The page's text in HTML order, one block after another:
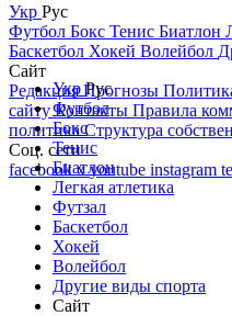
Укр Рус
Футбол Бокс Тенис Биатлон
Баскетбол Хокей Волейбол
Сайт
РедакцияПрогнозы
сайтуКонтакты Правила
политикаСтруктура
Соц. сети
facebookxyoutube instagram
УкрРус
Футбол
Бокс
Тенис
Биатлон
Легкая атлетика
Футзал
Баскетбол
Хокей
Волейбол
Другие виды спорта
Сайт